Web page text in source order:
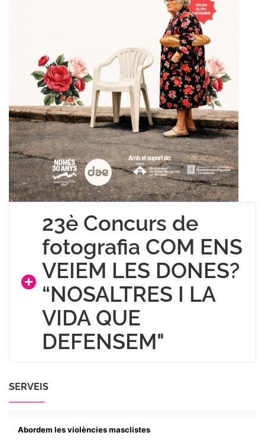
SERVEIS
Abordem les violències masclistes
23è Concurs de
fotografia COM ENS
VEIEM LES DONES?
“NOSALTRES I LA
VIDA QUE
DEFENSEM"